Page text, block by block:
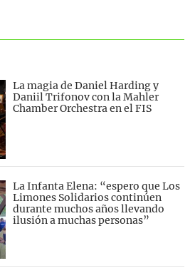
La magia de Daniel Harding y
Daniil Trifonov con la Mahler
Chamber Orchestra en el FIS
La Infanta Elena: “espero que Los
Limones Solidarios continúen
durante muchos años llevando
ilusión a muchas personas”